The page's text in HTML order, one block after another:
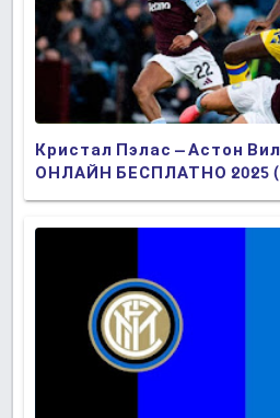
Кристал Пэлас – Астон
ОНЛАЙН БЕСПЛАТНО 2025
ТРАНСЛЯЦИЯ)